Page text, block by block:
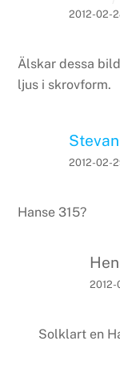
2012-02-
Älskar dessa
ljus i skrovform.
2012-02-
Hanse 315?
2012-
Solklart en